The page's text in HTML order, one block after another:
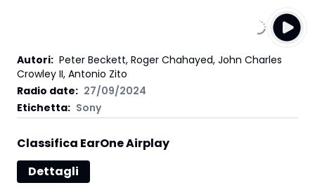
Autori: Peter Beckett, Roger Chahayed, John Charles
Crowley II, Antonio Zito
Radio date: 27/09/2024
Etichetta: Sony
Classifica EarOne Airplay
Dettagli